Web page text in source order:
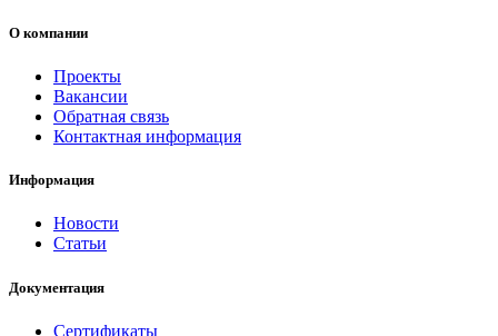
О компании
Проекты
Вакансии
Обратная связь
Контактная информация
Информация
Новости
Статьи
Документация
Сертификаты